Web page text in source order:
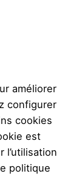
améliorer
configurer
cookies
est
l’utilisation
politique